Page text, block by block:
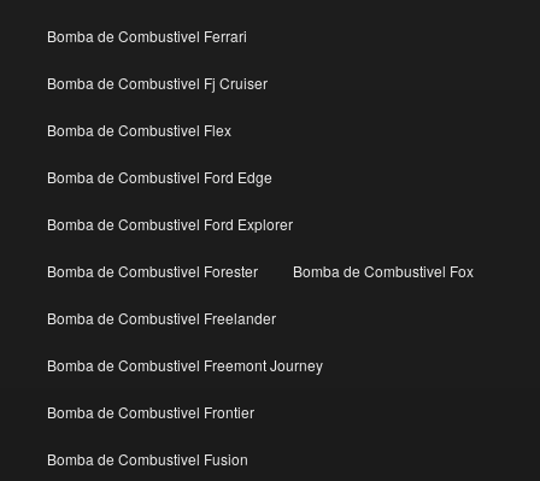
Bomba de Combustivel Ferrari
Bomba de Combustivel Fj Cruiser
Bomba de Combustivel Flex
Bomba de Combustivel Ford Edge
Bomba de Combustivel Ford Explorer
Bomba de Combustivel Forester Bomba de Combustivel Fox
Bomba de Combustivel Freelander
Bomba de Combustivel Freemont Journey
Bomba de Combustivel Frontier
Bomba de Combustivel Fusion